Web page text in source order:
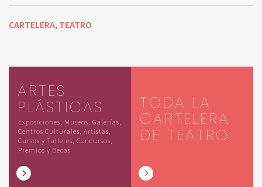
CARTELERA, TEATRO
ARTES
PLÁSTICAS
Exposiciones, Museos, Galerías,
Centros Culturales, Artistas,
Cursos y Talleres, Concursos,
Premios y Becas
TODA LA
CARTELERA
DE TEATRO